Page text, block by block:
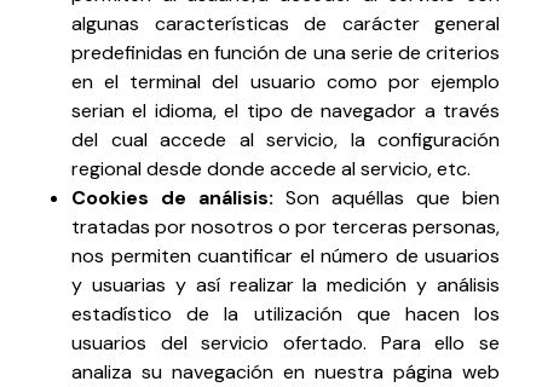
algunas características de carácter general
predefinidas en función de una serie de criterios
en el terminal del usuario como por ejemplo
serian el idioma, el tipo de navegador a través
del cual accede al servicio, la configuración
regional desde donde accede al servicio, etc.
Cookies de análisis: Son aquéllas que bien
tratadas por nosotros o por terceras personas,
nos permiten cuantificar el número de usuarios
y usuarias y así realizar la medición y análisis
estadístico de la utilización que hacen los
usuarios del servicio ofertado. Para ello se
analiza su navegación en nuestra página web